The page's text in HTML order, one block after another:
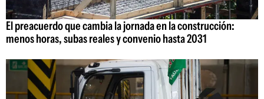
El preacuerdo que cambia la jornada en la construcción:
menos horas, subas reales y convenio hasta 2031